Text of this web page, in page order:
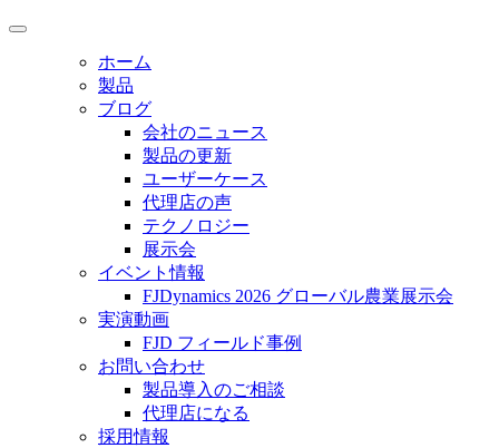
ホーム
製品
ブログ
会社のニュース
製品の更新
ユーザーケース
代理店の声
テクノロジー
展示会
イベント情報
FJDynamics 2026 グローバル農業展示会
実演動画
FJD フィールド事例
お問い合わせ
製品導入のご相談
代理店になる
採用情報